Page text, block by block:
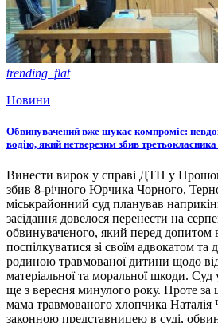
trending_flat
Новини
Обвинувачений вже шукає компроміс:
водію, який нетверезим збив
Винести вирок у справі ДТП у
збив 8-річного Юрчика Чорного,
міськрайонний суд планував
засідання довелося перенести на
обвинуваченого, який перед допитом
поспілкуватися зі своїм адвокатом та
родиною травмованої дитини щодо
матеріальної та моральної шкоди. Суд
ще з вересня минулого року. Проте за
мама травмованого хлопчика Наталія
законною представницею в суді,